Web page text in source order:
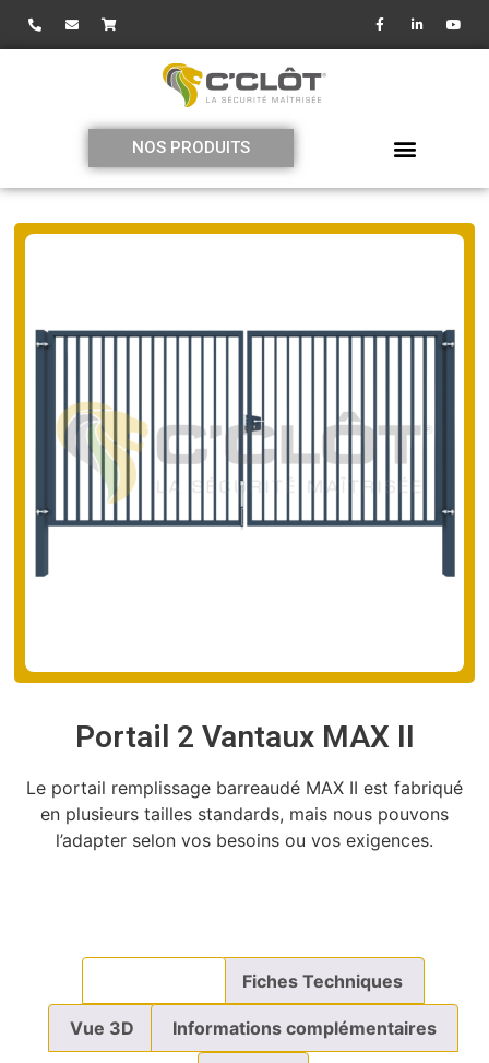
NOS PRODUITS
Portail 2 Vantaux MAX II
Le portail remplissage barreaudé MAX II est fabriqué
en plusieurs tailles standards, mais nous pouvons
l’adapter selon vos besoins ou vos exigences.
Fiches Techniques
Vue 3D Informations complémentaires